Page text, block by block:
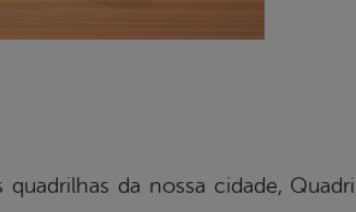
da nossa cidade,